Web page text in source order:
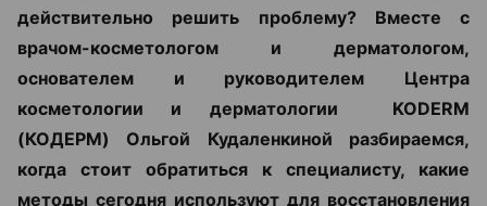
действительно решить проблему? Вместе с
врачом-косметологом и дерматологом,
основателем и руководителем Центра
косметологии и дерматологии KODERM
(КОДЕРМ) Ольгой Кудаленкиной разбираемся,
когда стоит обратиться к специалисту, какие
методы сегодня используют для восстановления